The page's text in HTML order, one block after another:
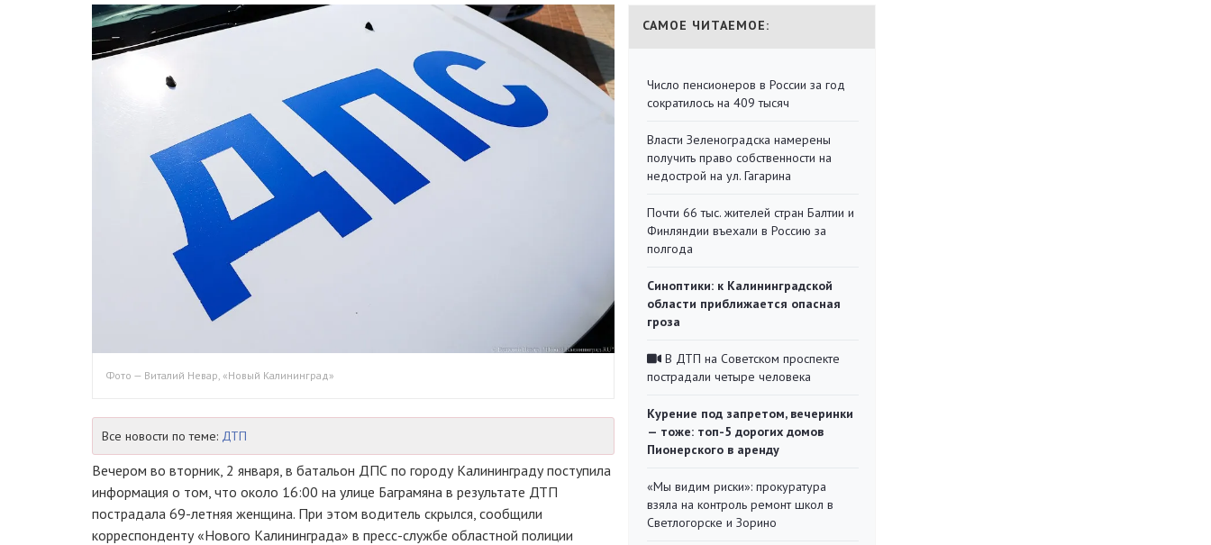
Фото — Виталий Невар, «Новый Калининград»
Все новости по теме: ДТП
Вечером во вторник, 2 января, в батальон ДПС по городу Калининграду поступила
информация о том, что около 16:00 на улице Баграмяна в результате ДТП
пострадала 69-летняя женщина. При этом водитель скрылся, сообщили
корреспонденту «Нового Калининграда» в пресс-службе областной полиции
САМОЕ ЧИТАЕМОЕ:
Число пенсионеров в России за год
сократилось на 409 тысяч
Власти Зеленоградска намерены
получить право собственности на
недострой на ул. Гагарина
Почти 66 тыс. жителей стран Балтии и
Финляндии въехали в Россию за
полгода
Синоптики: к Калининградской
области приближается опасная
гроза
В ДТП на Советском проспекте
пострадали четыре человека
Курение под запретом, вечеринки
— тоже: топ-5 дорогих домов
Пионерского в аренду
«Мы видим риски»: прокуратура
взяла на контроль ремонт школ в
Светлогорске и Зорино